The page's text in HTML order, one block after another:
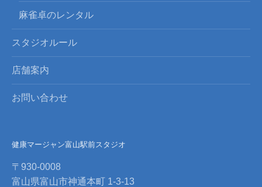
麻雀卓のレンタル
スタジオルール
店舗案内
お問い合わせ
健康マージャン富山駅前スタジオ
〒930-0008
富山県富山市神通本町 1-3-13